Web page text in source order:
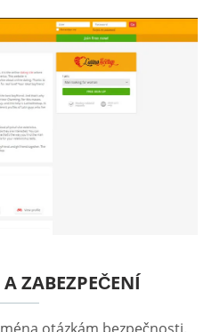
ZABEZPEČENÍ
otázkám bezpečnosti.